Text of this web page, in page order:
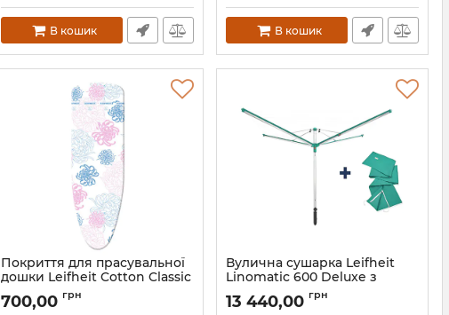
В кошик В кошик
Покриття для прасувальної
дошки Leifheit Cotton Classic
Артикул: 71600
700,00 грн
Вулична сушарка Leifheit
Linomatic 600 Deluxe з
чохлом 82008
Артикул: 82008
13 440,00 грн